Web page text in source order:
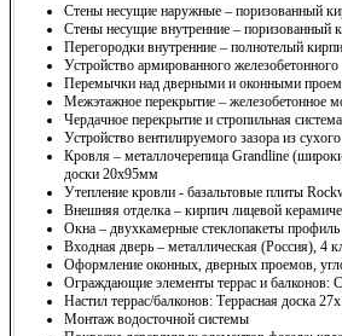
Стены несущие наружные – поризованный
Стены несущие внутренние –
Перегородки внутренние – полнотелый
Устройство армированного железобетонного
Перемычки над дверными и оконными
Межэтажное перекрытие – железобетонное
Чердачное перекрытие и стропильная
Устройство вентилируемого зазора из
Кровля – металлочерепица Grandline
доски 20х95мм
Утепление кровли - базальтовые плиты
Внешняя отделка – кирпич лицевой
Окна – двухкамерные стеклопакеты профиль
Входная дверь – металлическая (Россия), 4
Оформление оконных, дверных проемов,
Ограждающие элементы террас и балконов:
Настил террас/балконов: Террасная доска
Монтаж водосточной системы